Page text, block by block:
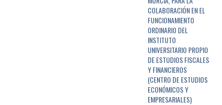
COLABORACIÓN EN EL
FUNCIONAMIENTO
ORDINARIO DEL
INSTITUTO
UNIVERSITARIO PROPIO
DE ESTUDIOS FISCALES
Y FINANCIEROS
(CENTRO DE ESTUDIOS
ECONÓMICOS Y
EMPRESARIALES)